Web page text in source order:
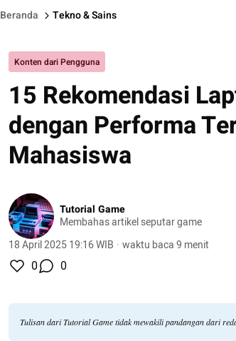
Beranda Tekno & Sains
Konten dari Pengguna
15 Rekomendasi
dengan Performa
Mahasiswa
Tutorial Game
Membahas artikel seputar game
18 April 2025 19:16 WIB · waktu baca 9 menit
0 0
Tulisan dari Tutorial Game tidak mewakili pandangan dari